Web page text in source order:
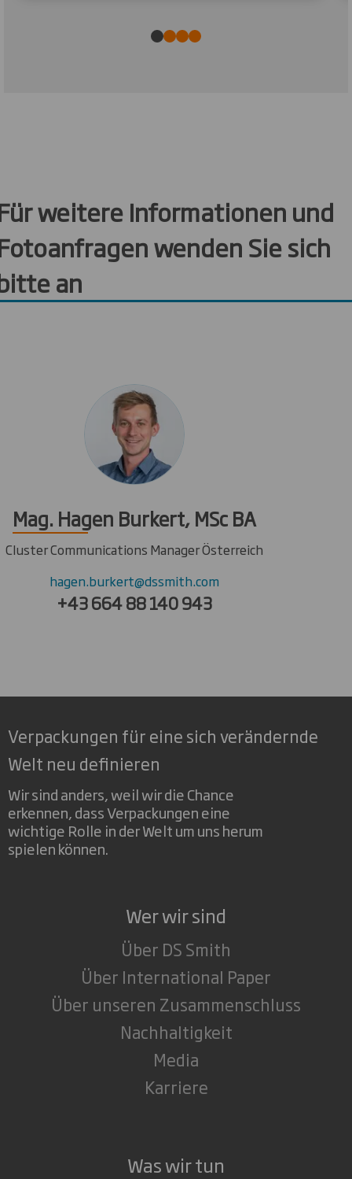
weitere Informationen und
wenden Sie sich
an
Mag. Hagen Burkert, MSc BA
Cluster Communications Manager Österreich
hagen.burkert@dssmith.com
+43 664 88 140 943
Verpackungen für eine sich verändernde
Welt neu definieren
Wir sind anders, weil wir die Chance
erkennen, dass Verpackungen eine
wichtige Rolle in der Welt um uns herum
spielen können.
Wer wir sind
Über DS Smith
Über International Paper
Über unseren Zusammenschluss
Nachhaltigkeit
Media
Karriere
Was wir tun